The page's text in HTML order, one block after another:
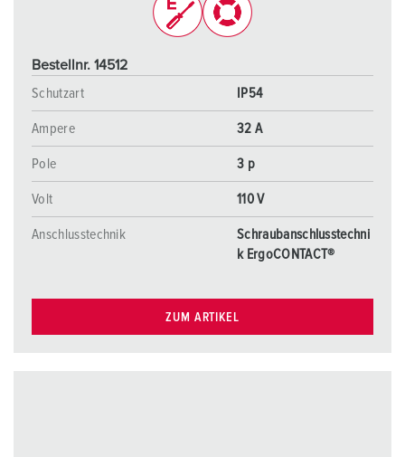
Bestellnr. 14512
Schutzart
IP54
Ampere 32 A
Pole 3 p
Volt 110 V
Anschlusstechnik
Schraubanschlusstechni
k ErgoCONTACT®
ZUM ARTIKEL